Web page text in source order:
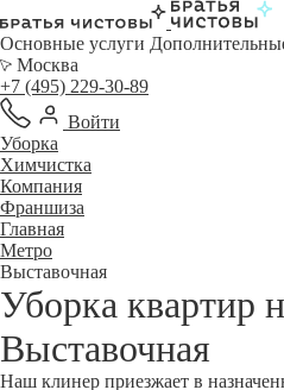
Основные услуги
Москва
+7 (495) 229-30-89
Войти
Уборка
Химчистка
Компания
Франшиза
Главная
Метро
Выставочная
Уборка квартир
Выставочная
Наш клинер приезжает в